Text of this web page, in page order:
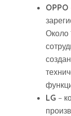
OPPO
Около
LG –